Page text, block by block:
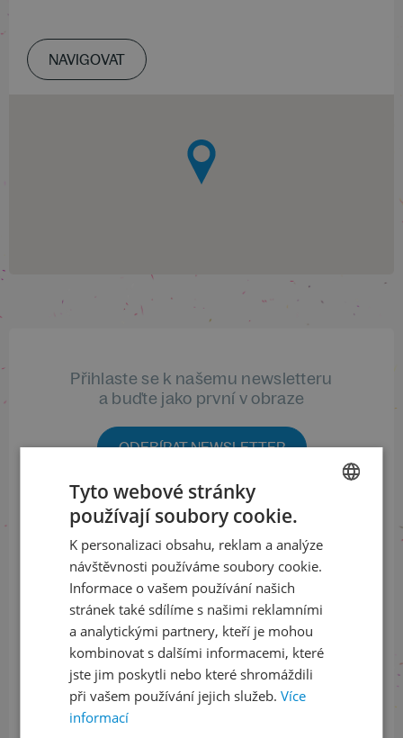
NAVIGOVAT
Přihlaste se k našemu newsletteru
a buďte jako první v obraze
ODEBÍRAT NEWSLETTER
Sledujte nás na sociálních sítích
LinkedInflickr
Informace o stavu objednávek
+420 461 049 232
ENGLISH
Tyto webové stránky
používají soubory cookie.
K personalizaci obsahu, reklam a analýze
návštěvnosti používáme soubory cookie.
Informace o vašem používání našich
stránek také sdílíme s našimi reklamními
a analytickými partnery, kteří je mohou
kombinovat s dalšími informacemi, které
jste jim poskytli nebo které shromáždili
při vašem používání jejich služeb. Více
informací